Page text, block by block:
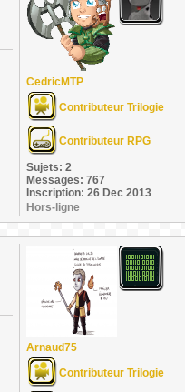
CedricMTP
Contributeur Trilogie
Contributeur RPG
Sujets: 2
Messages: 767
Inscription: 26 Dec 2013
Hors-ligne
Arnaud75
Contributeur Trilogie